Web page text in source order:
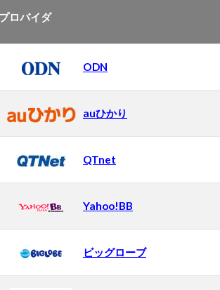
プロバイダ
ODN
auひかり
QTnet
Yahoo!BB
ビッグローブ